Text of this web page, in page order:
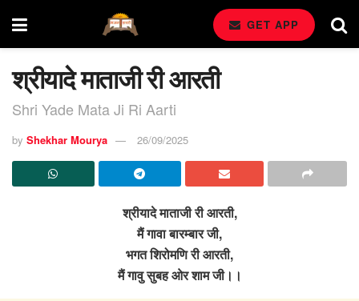
GET APP
श्रीयादे माताजी री आरती
Shri Yade Mata Ji Ri Aarti
by Shekhar Mourya 26/09/2025
श्रीयादे माताजी री आरती,
मैं गावा बारम्बार जी,
भगत शिरोमणि री आरती,
मैं गावु सुबह ओर शाम जी।।